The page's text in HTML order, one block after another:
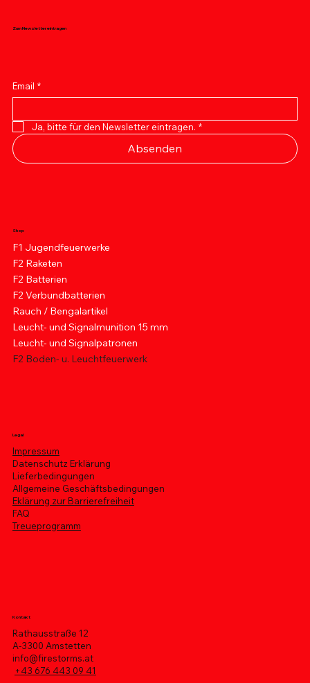
Zum Newsletter eintragen
Email *
Ja, bitte für den Newsletter eintragen. *
Absenden
Shop
F1 Jugendfeuerwerke
F2 Raketen
F2 Batterien
F2 Verbundbatterien
Rauch / Bengalartikel
Leucht- und Signalmunition 15 mm
Leucht- und Signalpatronen
F2 Boden- u. Leuchtfeuerwerk
Legal
Impressum
Datenschutz Erklärung
Lieferbedingungen
Allgemeine Geschäftsbedingungen
Eklärung zur Barrierefreiheit
FAQ
Treueprogramm
Kontakt
Rathausstraße 12
A-3300 Amstetten
info@firestorms.at
+43 676 443 09 41